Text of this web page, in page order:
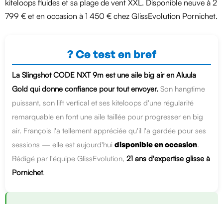
kiteloops fluides et sa plage de vent XXL. Disponible neuve à 2
799 € et en occasion à 1 450 € chez GlissEvolution Pornichet.
? Ce test en bref
La Slingshot CODE NXT 9m est une aile big air en Aluula
Gold qui donne confiance pour tout envoyer. Son hangtime
puissant, son lift vertical et ses kiteloops d'une régularité
remarquable en font une aile taillée pour progresser en big
air. François l'a tellement appréciée qu'il l'a gardée pour ses
sessions — elle est aujourd'hui disponible en occasion.
Rédigé par l'équipe GlissEvolution, 21 ans d'expertise glisse à
Pornichet.